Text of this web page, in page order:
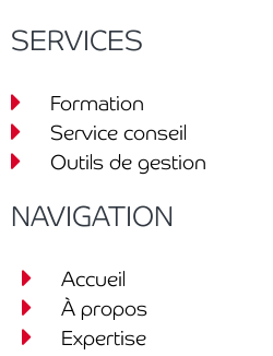
SERVICES
Formation
Service conseil
Outils de gestion
NAVIGATION
Accueil
À propos
Expertise